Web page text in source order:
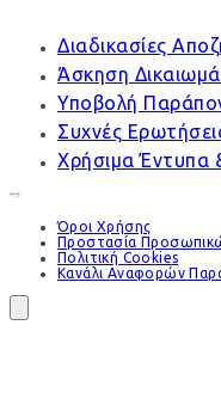
Διαδικασίες
Άσκηση
Υποβολή
Συχνές
Χρήσιμα Έντυπα
Όροι Χρήσης
Προστασία
Πολιτική Cookies
Κανάλι Αναφορών